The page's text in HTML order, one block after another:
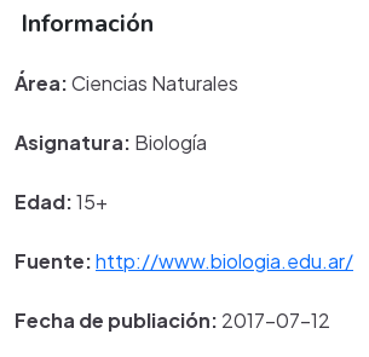
Información
Área:Ciencias Naturales
Asignatura: Biología
Edad:15+
Fuente:http://www.biologia.edu.ar/
Fecha de publiación: 2017-07-12